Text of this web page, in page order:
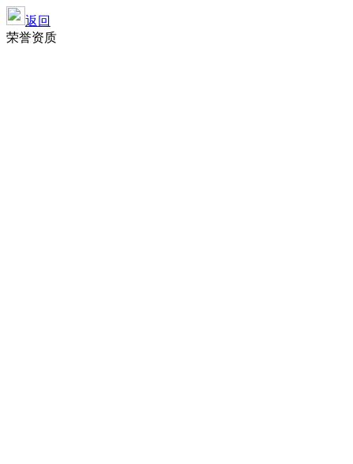
返回
荣誉资质